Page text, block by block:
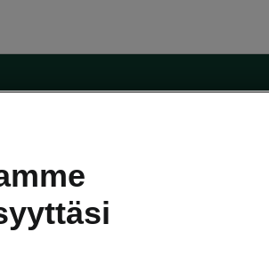
Škoda Shop